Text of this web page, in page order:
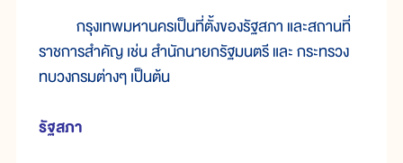
กรุงเทพมหานครเป็นที่ตั้งของรัฐสภา และสถานที่
ราชการสำคัญ เช่น สำนักนายกรัฐมนตรี และ กระทรวง
ทบวงกรมต่างๆ เป็นต้น
รัฐสภา